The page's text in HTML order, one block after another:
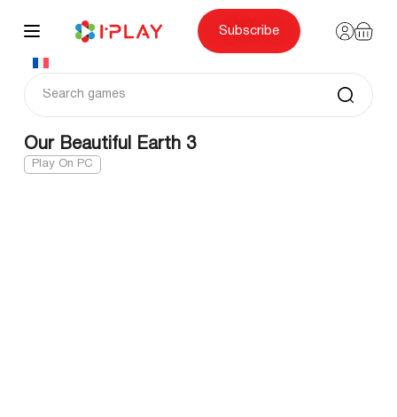
content
Subscribe
Our Beautiful Earth 3
Play On PC